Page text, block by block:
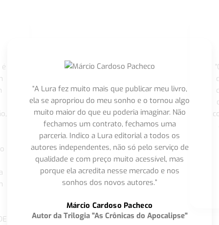
“A Lura fez muito mais que publicar meu livro,
ela se apropriou do meu sonho e o tornou algo
muito maior do que eu poderia imaginar. Não
fechamos um contrato, fechamos uma
parceria. Indico a Lura editorial a todos os
autores independentes, não só pelo serviço de
qualidade e com preço muito acessível, mas
porque ela acredita nesse mercado e nos
sonhos dos novos autores.”
Márcio Cardoso Pacheco
Autor da Trilogia "As Crônicas do Apocalipse"